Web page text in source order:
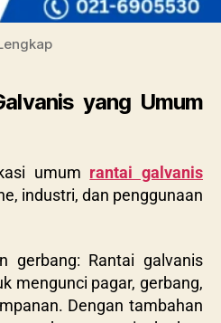
yang Umum
umum rantai galvanis
industri, dan penggunaan
gerbang: Rantai galvanis
mengunci pagar, gerbang,
Dengan tambahan